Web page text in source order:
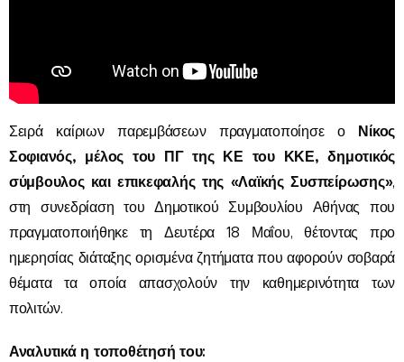
Σειρά καίριων παρεμβάσεων πραγματοποίησε ο Νίκος
Σοφιανός, μέλος του ΠΓ της ΚΕ του ΚΚΕ, δημοτικός
σύμβουλος και επικεφαλής της «Λαϊκής Συσπείρωσης»,
στη συνεδρίαση του Δημοτικού Συμβουλίου Αθήνας που
πραγματοποιήθηκε τη Δευτέρα 18 Μαΐου, θέτοντας προ
ημερησίας διάταξης ορισμένα ζητήματα που αφορούν σοβαρά
θέματα τα οποία απασχολούν την καθημερινότητα των
πολιτών.
Αναλυτικά η τοποθέτησή του: